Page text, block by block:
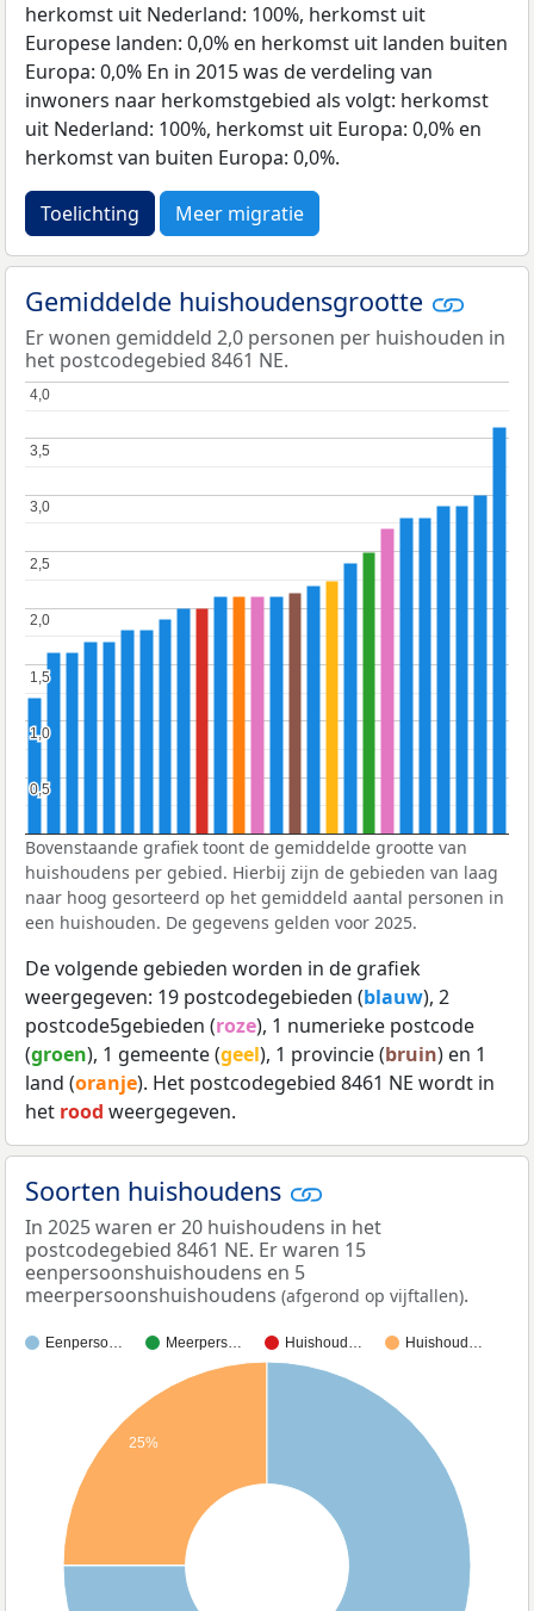
herkomst uit Nederland: 100%, herkomst uit
Europese landen: 0,0% en herkomst uit landen buiten
Europa: 0,0% En in 2015 was de verdeling van
inwoners naar herkomstgebied als volgt: herkomst
uit Nederland: 100%, herkomst uit Europa: 0,0% en
herkomst van buiten Europa: 0,0%.
Toelichting Meer migratie
Gemiddelde huishoudensgrootte
Er wonen gemiddeld 2,0 personen per huishouden in
het postcodegebied 8461 NE.
0,5
0,5
1,0
1,0
1,5
1,5
2,0
2,0
2,5
2,5
3,0
3,0
3,5
3,5
4,0
4,0
Bovenstaande grafiek toont de gemiddelde grootte van
huishoudens per gebied. Hierbij zijn de gebieden van laag
naar hoog gesorteerd op het gemiddeld aantal personen in
een huishouden. De gegevens gelden voor 2025.
De volgende gebieden worden in de grafiek
weergegeven: 19 postcodegebieden (blauw), 2
postcode5gebieden (roze), 1 numerieke postcode
(groen), 1 gemeente (geel), 1 provincie (bruin) en 1
land (oranje). Het postcodegebied 8461 NE wordt in
het rood weergegeven.
Soorten huishoudens
In 2025 waren er 20 huishoudens in het
postcodegebied 8461 NE. Er waren 15
eenpersoonshuishoudens en 5
meerpersoonshuishoudens (afgerond op vijftallen).
Eenperso… Meerpers… Huishoud… Huishoud…
25%